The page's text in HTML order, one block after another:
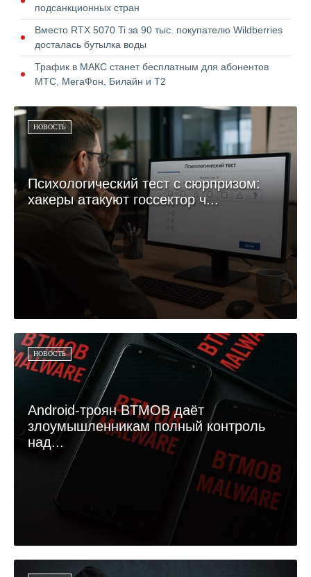
подсанкционных стран
Вместо RTX 5070 Ti за 90 тыс. покупателю Wildberries
досталась бутылка воды
Трафик в МАКС станет бесплатным для абонентов
МТС, МегаФон, Билайн и Т2
НОВОСТЬ
Психологический тест с сюрпризом:
хакеры атакуют госсектор ч...
НОВОСТЬ
Android-троян BTMOB даёт
злоумышленникам полный контроль
над...